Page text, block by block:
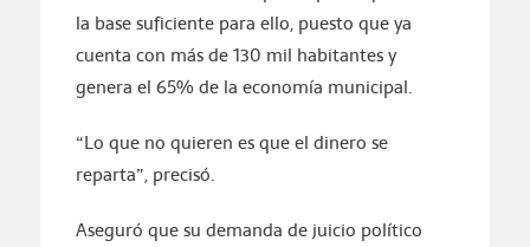
la base suficiente para ello, puesto que ya
cuenta con más de 130 mil habitantes y
genera el 65% de la economía municipal.
“Lo que no quieren es que el dinero se
reparta”, precisó.
Aseguró que su demanda de juicio político